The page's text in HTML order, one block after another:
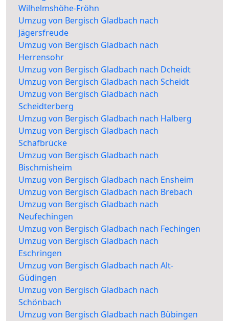
Wilhelmshöhe-Fröhn
Umzug von Bergisch Gladbach nach
Jägersfreude
Umzug von Bergisch Gladbach nach
Herrensohr
Umzug von Bergisch Gladbach nach Dcheidt
Umzug von Bergisch Gladbach nach Scheidt
Umzug von Bergisch Gladbach nach
Scheidterberg
Umzug von Bergisch Gladbach nach Halberg
Umzug von Bergisch Gladbach nach
Schafbrücke
Umzug von Bergisch Gladbach nach
Bischmisheim
Umzug von Bergisch Gladbach nach Ensheim
Umzug von Bergisch Gladbach nach Brebach
Umzug von Bergisch Gladbach nach
Neufechingen
Umzug von Bergisch Gladbach nach Fechingen
Umzug von Bergisch Gladbach nach
Eschringen
Umzug von Bergisch Gladbach nach Alt-
Güdingen
Umzug von Bergisch Gladbach nach
Schönbach
Umzug von Bergisch Gladbach nach Bübingen